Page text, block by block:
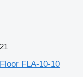
21
Floor FLA-10-10